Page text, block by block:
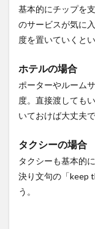
基本的にチップを
のサービスが気に
度を置いていくと
ホテルの場合
ポーターやルーム
度。直接渡しても
いておけば大丈夫で
タクシーの場合
タクシーも基本的
決り文句の「keep
う。